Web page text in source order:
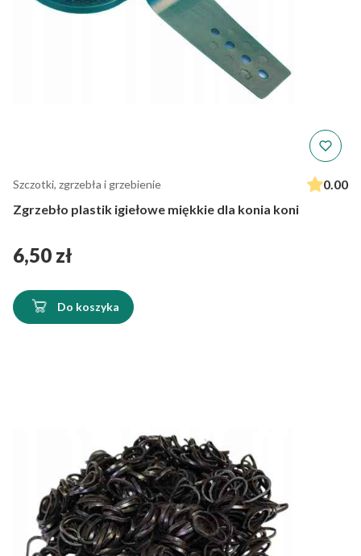
Szczotki, zgrzebła i grzebienie
0.00
Zgrzebło plastik igiełowe miękkie dla konia koni
Cena
6,50 zł
Do koszyka